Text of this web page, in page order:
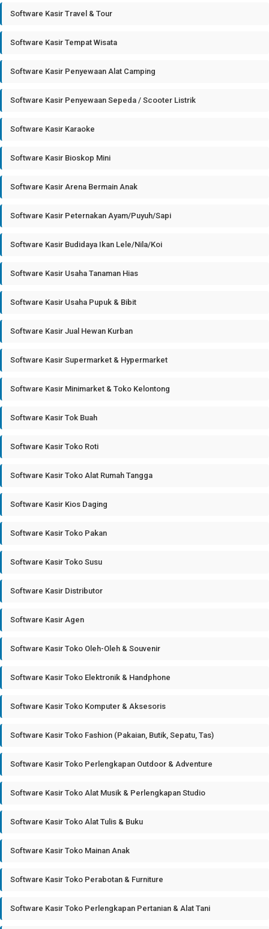
Software Kasir Travel & Tour
Software Kasir Tempat Wisata
Software Kasir Penyewaan Alat Camping
Software Kasir Penyewaan Sepeda / Scooter Listrik
Software Kasir Karaoke
Software Kasir Bioskop Mini
Software Kasir Arena Bermain Anak
Software Kasir Peternakan Ayam/Puyuh/Sapi
Software Kasir Budidaya Ikan Lele/Nila/Koi
Software Kasir Usaha Tanaman Hias
Software Kasir Usaha Pupuk & Bibit
Software Kasir Jual Hewan Kurban
Software Kasir Supermarket & Hypermarket
Software Kasir Minimarket & Toko Kelontong
Software Kasir Tok Buah
Software Kasir Toko Roti
Software Kasir Toko Alat Rumah Tangga
Software Kasir Kios Daging
Software Kasir Toko Pakan
Software Kasir Toko Susu
Software Kasir Distributor
Software Kasir Agen
Software Kasir Toko Oleh-Oleh & Souvenir
Software Kasir Toko Elektronik & Handphone
Software Kasir Toko Komputer & Aksesoris
Software Kasir Toko Fashion (Pakaian, Butik, Sepatu, Tas)
Software Kasir Toko Perlengkapan Outdoor & Adventure
Software Kasir Toko Alat Musik & Perlengkapan Studio
Software Kasir Toko Alat Tulis & Buku
Software Kasir Toko Mainan Anak
Software Kasir Toko Perabotan & Furniture
Software Kasir Toko Perlengkapan Pertanian & Alat Tani